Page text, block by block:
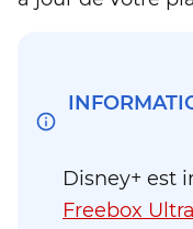
Disney+ est
Freebox Ultra